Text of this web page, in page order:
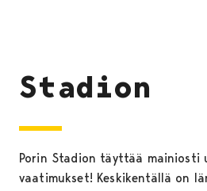
Stadion
Porin Stadion täyttää mainiosti
vaatimukset! Keskikentällä on